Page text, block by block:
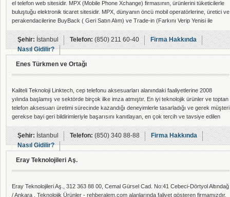
el telefon web sitesidir. MPX (Mobile Phone Xchange) firmasının, ürünlerini tüketicilerle
buluştuğu elektronik ticaret sitesidir. MPX, dünyanın öncü mobil operatörlerine, üretici ve
perakendacilerine BuyBack ( Geri Satın Alım) ve Trade-in (Farkını Verip Yenisi ile
Değişim) çözümleri sunar. 2005 yılından itibaren İngiltere'de mobil cihaz geri
dönüştürme pazarındaki boşluğu doldurmaya başlamıştır. Hizmetleriyle bir ilki
gerçekleştire
Şehir:İstanbul Telefon:(850) 211 60-40
Firma Hakkında
Nasıl Gidilir?
Enes Türkmen ve Ortağı
Kaliteli Teknoloji Linktech, cep telefonu aksesuarları alanındaki faaliyetlerine 2008
yılında başlamış ve sektörde birçok ilke imza atmıştır. En iyi teknolojik ürünler ve toptan
telefon aksesuarı üretimi sürecinde kazandığı deneyimlerle tasarladığı ve gerek müşteri
gerekse bayi geri bildirimleriyle başarısını kanıtlayan, en çok tercih ve tavsiye edilen
markalar içerisinde yer alan LinkTech ürünleri, her geçen gün daha çok kitleye
ulaşmakta olup, hem ergonomik hem de dayanıklı yapısıyla gün boyunca en önemli
yardımc�
Şehir:İstanbul Telefon:(850) 340 88-88
Firma Hakkında
Nasıl Gidilir?
Eray Teknolojileri Aş.
Eray Teknolojileri Aş., 312 363 88 00, Cemal Gürsel Cad. No:41 Cebeci-Dörtyol Altındağ
/ Ankara , Teknolojik Ürünler - rehberalem.com alanlarında faliyet gösteren firmamızdır.